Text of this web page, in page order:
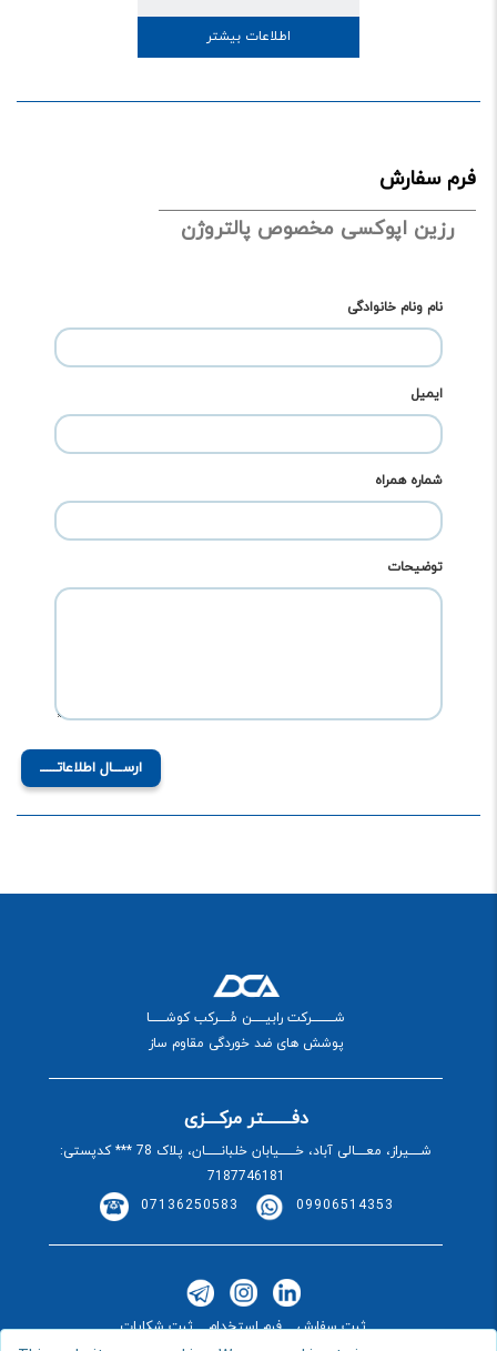
اطلاعات بیشتر
فرم سفارش
رزین اپوکسی مخصوص پالتروژن
نام ونام خانوادگی
ایمیل
شماره همراه
توضیحات
ارســـال اطلاعاتـــــ
شــــــــــرکت رابیــــــن مُـــــرکب کوشـــــــا
پوشش های ضد خوردگی مقاوم ساز
دفــــــــتر مرکــــزی
شـــــیراز، معـــــالی آباد، خـــــــیابان خلبانـــــــان، پلاک 78 *** کدپستی:
7187746181
07136250583
09906514353
ثبت شکایات فرم استخدام ثبت سفارش